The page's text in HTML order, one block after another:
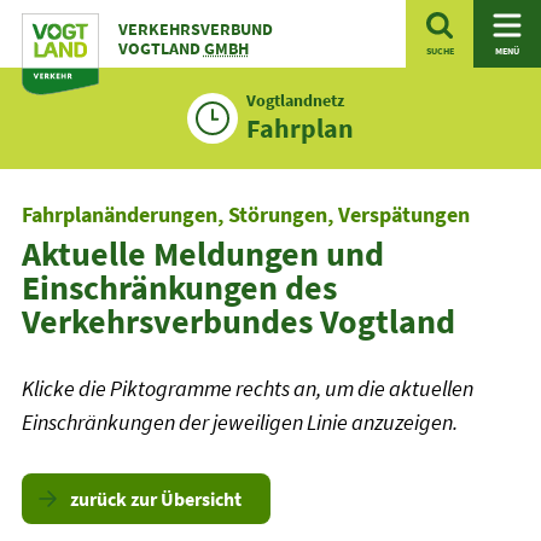
Zum
Inhalt
VERKEHRSVERBUND
VOGTLANDGMBH SUCHE MENÜ
Vogtlandnetz
Fahrplan
Fahrplanänderungen, Störungen, Verspätungen
Aktuelle Meldungen und
Einschränkungen des
Verkehrsverbundes Vogtland
Klicke die Piktogramme rechts an, um die aktuellen
Einschränkungen der jeweiligen Linie anzuzeigen.
zurück zur Übersicht